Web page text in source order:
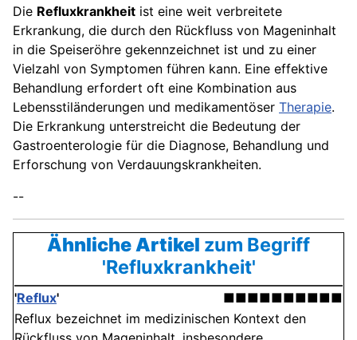
Die Refluxkrankheit ist eine weit verbreitete
Erkrankung, die durch den Rückfluss von Mageninhalt
in die Speiseröhre gekennzeichnet ist und zu einer
Vielzahl von Symptomen führen kann. Eine effektive
Behandlung erfordert oft eine Kombination aus
Lebensstiländerungen und medikamentöser Therapie.
Die Erkrankung unterstreicht die Bedeutung der
Gastroenterologie für die Diagnose, Behandlung und
Erforschung von Verdauungskrankheiten.
--
Ähnliche Artikel zum Begriff
'Refluxkrankheit'
'Reflux'
■■■■■■■■■■
Reflux bezeichnet im medizinischen Kontext den